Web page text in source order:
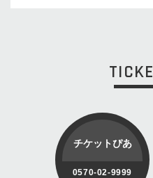
チケットぴあ
0570-02-9999